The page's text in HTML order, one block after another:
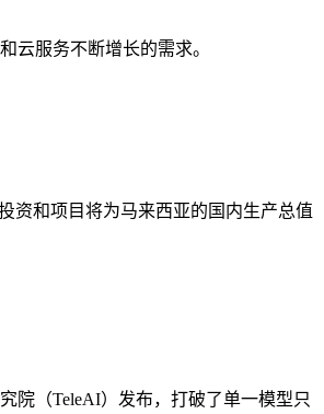
云服务不断增长的需求。
资和项目将为马来西亚的国内生产总值
院（TeleAI）发布，打破了单一模型只